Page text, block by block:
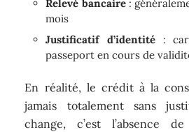
Relevé bancaire:
mois
Justificatif d’identité :
passeport en cours de
En réalité, le crédit à la
jamais totalement sans
change, c’est l’absence